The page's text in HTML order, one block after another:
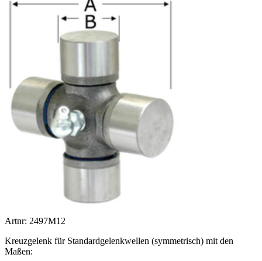
Artnr: 2497M12
Kreuzgelenk für Standardgelenkwellen (symmetrisch) mit den
Maßen: